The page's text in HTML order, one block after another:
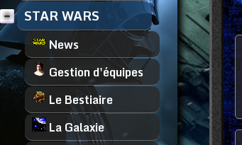
STAR WARS
News
Gestion d'équipes
Le Bestiaire
La Galaxie